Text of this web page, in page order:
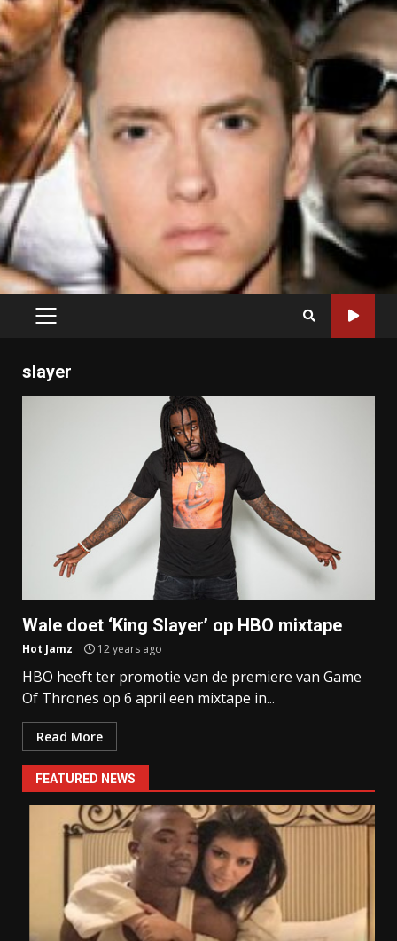
PRIMARY
slayer
Wale doet ‘King Slayer’ op HBO mixtape
Hot Jamz 12 years ago
HBO heeft ter promotie van de premiere van Game
Of Thrones op 6 april een mixtape in...
Read More
FEATURED NEWS